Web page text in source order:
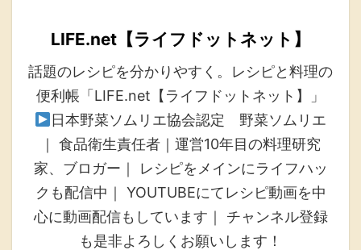
LIFE.net【ライフドットネット】
話題のレシピを分かりやすく。レシピと料理の
便利帳「LIFE.net【ライフドットネット】」
日本野菜ソムリエ協会認定 野菜ソムリエ
｜ 食品衛生責任者｜運営10年目の料理研究
家、ブロガー｜ レシピをメインにライフハッ
クも配信中｜ YOUTUBEにてレシピ動画を中
心に動画配信もしています｜ チャンネル登録
も是非よろしくお願いします！